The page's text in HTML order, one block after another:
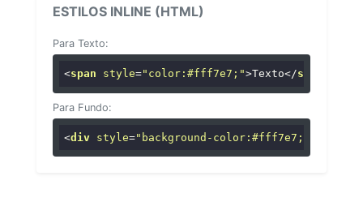
ESTILOS INLINE (HTML)
Para Texto:
<span style="color:#fff7e7;">Texto</span
Para Fundo:
<div style="background-color:#fff7e7;"